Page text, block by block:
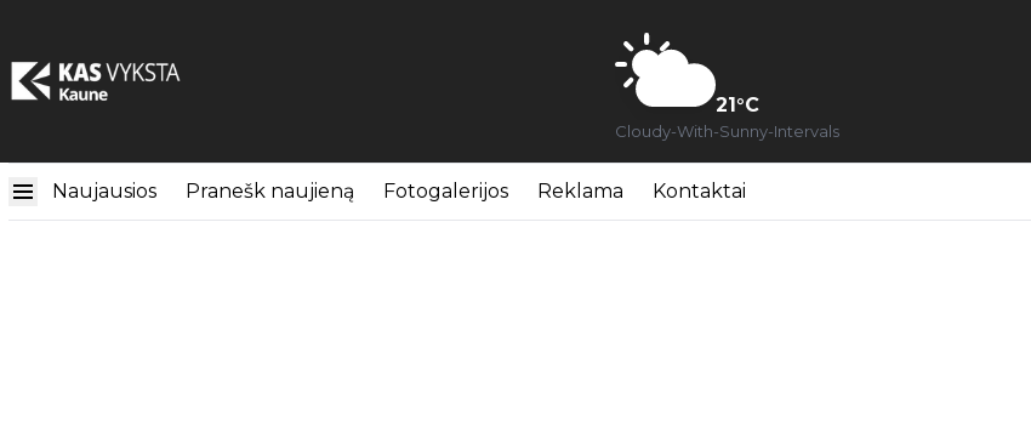
21°C
Cloudy-With-Sunny-Intervals
Naujausios Pranešk naujieną Fotogalerijos Reklama Kontaktai